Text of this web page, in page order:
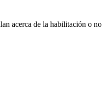
acerca de la habilitación o no